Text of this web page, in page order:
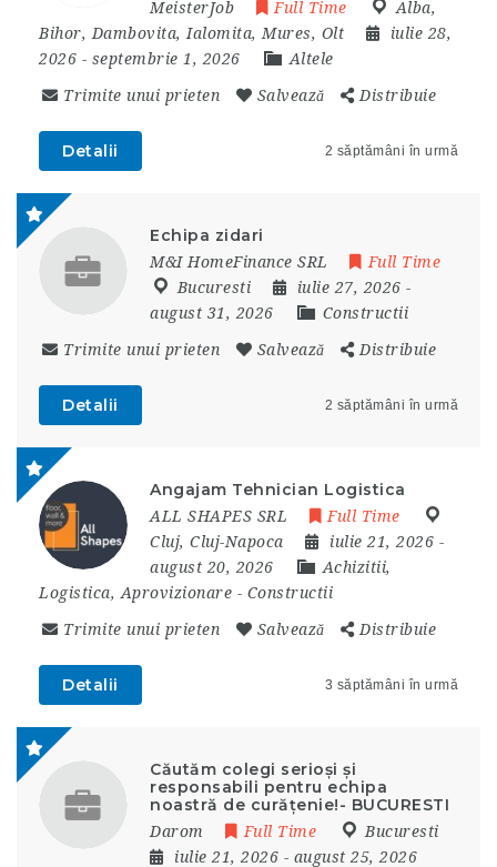
MeisterJob Full Time Alba,
Bihor, Dambovita, Ialomita, Mures, Olt
iulie 28,
2026 - septembrie 1, 2026 Altele
Trimite unui prieten Salvează Distribuie
Detalii 2 săptămâni în urmă
Echipa zidari
M&I HomeFinance SRL
Full Time
Bucuresti
iulie 27, 2026 -
august 31, 2026
Constructii
Trimite unui prieten Salvează Distribuie
Detalii 2 săptămâni în urmă
Angajam Tehnician Logistica
ALL SHAPES SRL
Full Time
Cluj, Cluj-Napoca iulie 21, 2026 -
august 20, 2026
Achizitii,
Logistica, Aprovizionare - Constructii
Trimite unui prieten Salvează Distribuie
Detalii 3 săptămâni în urmă
Căutăm colegi serioși și
responsabili pentru echipa
noastră de curățenie!- BUCURESTI
Darom Full Time
Bucuresti
iulie 21, 2026 - august 25, 2026